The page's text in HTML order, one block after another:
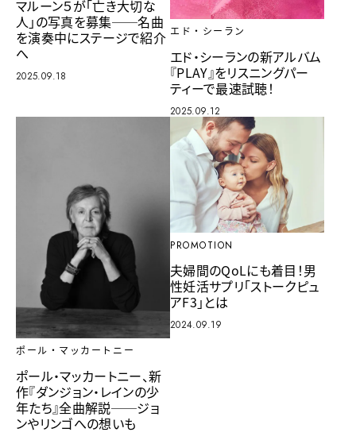
マルーン５が「亡き大切な
人」の写真を募集──名曲
を演奏中にステージで紹介
へ
2025.09.18
エド・シーラン
エド・シーランの新アルバム
『PLAY』をリスニングパー
ティーで最速試聴！
2025.09.12
ポール・マッカートニー
ポール・マッカートニー、新
作『ダンジョン・レインの少
年たち』全曲解説──ジョ
ンやリンゴへの想いも
PROMOTION
夫婦間のQoLにも着目！男
性妊活サプリ「ストークピュ
アF3」とは
2024.09.19